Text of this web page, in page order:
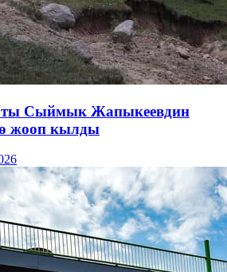
Сыймык Жапыкеевдин
жооп кылды